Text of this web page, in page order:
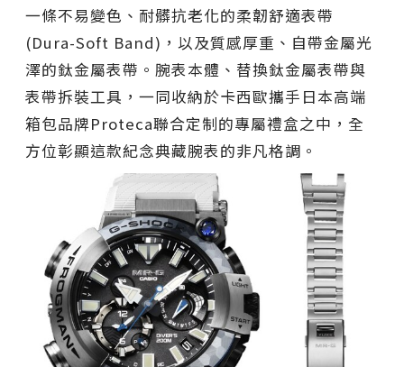
一條不易變色、耐髒抗老化的柔韌舒適表帶
(Dura-Soft Band)，以及質感厚重、自帶金屬光
澤的鈦金屬表帶。腕表本體、替換鈦金屬表帶與
表帶拆裝工具，一同收納於卡西歐攜手日本高端
箱包品牌Proteca聯合定制的專屬禮盒之中，全
方位彰顯這款紀念典藏腕表的非凡格調。